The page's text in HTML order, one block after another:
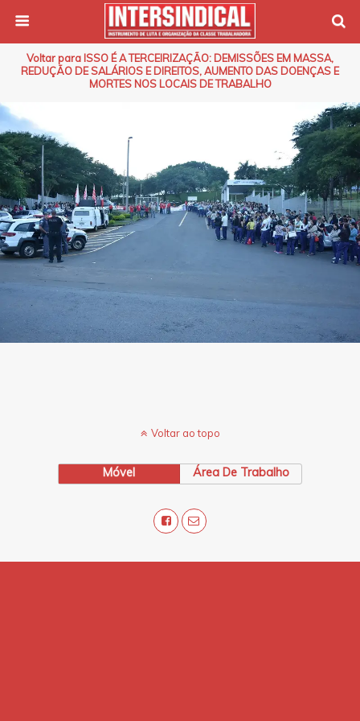
Voltar para ISSO É A TERCEIRIZAÇÃO: DEMISSÕES EM MASSA,
REDUÇÃO DE SALÁRIOS E DIREITOS, AUMENTO DAS DOENÇAS E
MORTES NOS LOCAIS DE TRABALHO
Voltar ao topo
Móvel Área De Trabalho